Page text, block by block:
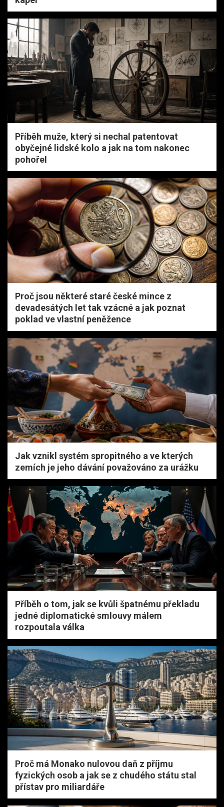
Příběh muže, který si nechal patentovat
obyčejné lidské kolo a jak na tom nakonec
pohořel
Proč jsou některé staré české mince z
devadesátých let tak vzácné a jak poznat
poklad ve vlastní peněžence
Jak vznikl systém spropitného a ve kterých
zemích je jeho dávání považováno za urážku
Příběh o tom, jak se kvůli špatnému překladu
jedné diplomatické smlouvy málem
rozpoutala válka
Proč má Monako nulovou daň z příjmu
fyzických osob a jak se z chudého státu stal
přístav pro miliardáře